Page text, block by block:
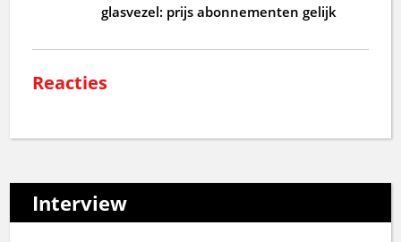
glasvezel: prijs abonnementen gelijk
Reacties
Interview